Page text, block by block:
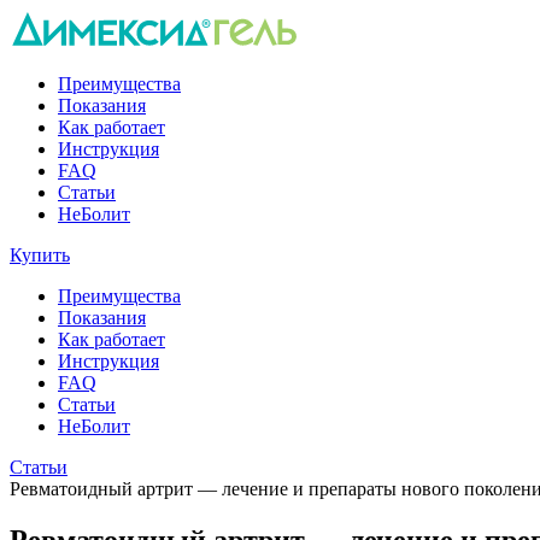
Преимущества
Показания
Как работает
Инструкция
FAQ
Статьи
НеБолит
Купить
Преимущества
Показания
Как работает
Инструкция
FAQ
Статьи
НеБолит
Статьи
Ревматоидный артрит — лечение и препараты нового